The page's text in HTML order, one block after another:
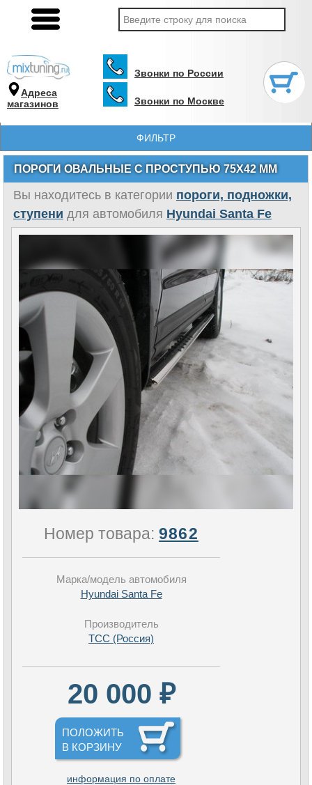
Адреса
магазинов
Звонки по России
Звонки по Москве
ФИЛЬТР
ПОРОГИ ОВАЛЬНЫЕ С ПРОСТУПЬЮ 75X42 ММ
Вы находитесь в категории пороги, подножки,
ступени для автомобиля Hyundai Santa Fe
Номер товара:9862
Марка/модель автомобиля
Hyundai Santa Fe
Производитель
TCC (Россия)
20 000 ₽
ПОЛОЖИТЬ
В КОРЗИНУ
информация по оплате